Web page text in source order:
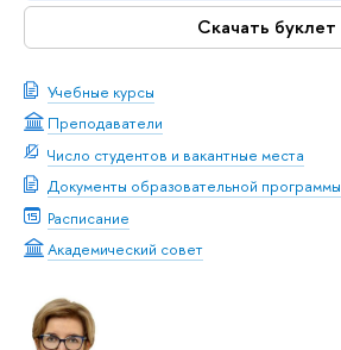
Скачать буклет
Учебные курсы
Преподаватели
Число студентов и вакантные места
Документы образовательной программы
Расписание
Академический совет